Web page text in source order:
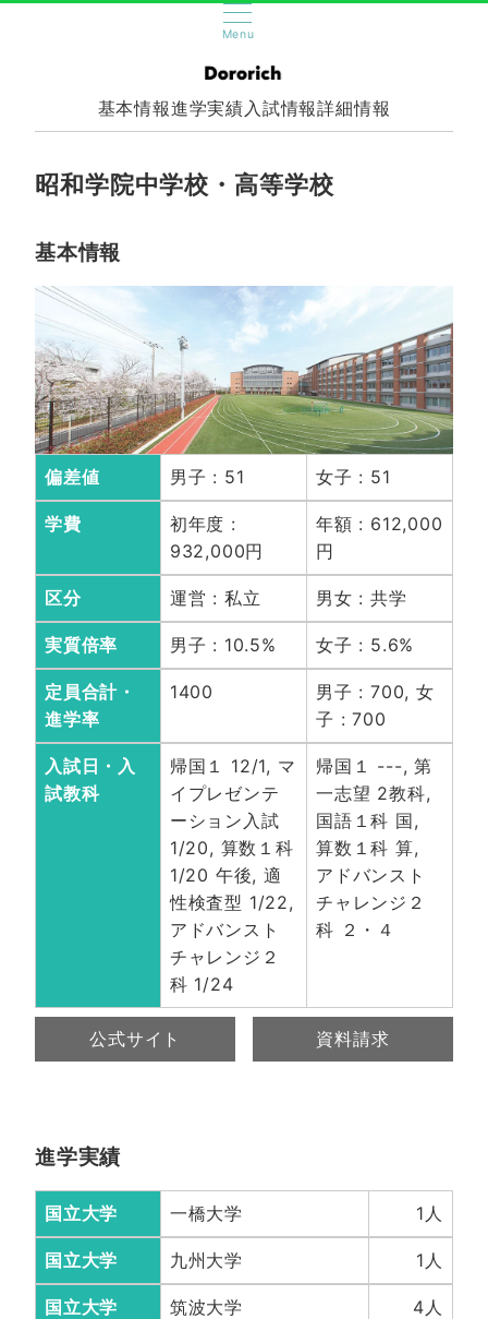
Menu
基本情報進学実績入試情報詳細情報
昭和学院中学校・高等学校
基本情報
偏差値 男子 : 51 女子 : 51
学費
初年度 :
932,000円
年額 : 612,000
円
区分 運営 : 私立 男女 : 共学
実質倍率 男子 : 10.5% 女子 : 5.6%
定員合計・
進学率
1400
男子 : 700, 女
子 : 700
入試日・入
試教科
帰国１ 12/1, マ
イプレゼンテ
ーション入試
1/20, 算数１科
1/20 午後, 適
性検査型 1/22,
アドバンスト
チャレンジ２
科 1/24
帰国１ ---, 第
一志望 2教科,
国語１科 国,
算数１科 算,
アドバンスト
チャレンジ２
科 ２・４
公式サイト 資料請求
進学実績
国立大学 一橋大学 1人
国立大学 九州大学 1人
国立大学 筑波大学 4人